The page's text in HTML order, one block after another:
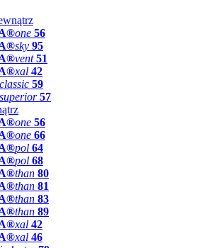
one 56
sky 95
vent 51
xal 42
classic 59
superior 57
one 56
one 66
pol 64
pol 68
than 80
than 81
than 83
than 89
xal 42
xal 46